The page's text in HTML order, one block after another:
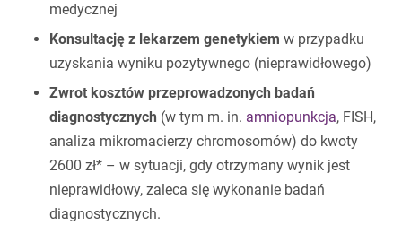
medycznej
Konsultację z lekarzem genetykiem w przypadku
uzyskania wyniku pozytywnego (nieprawidłowego)
Zwrot kosztów przeprowadzonych badań
diagnostycznych (w tym m. in. amniopunkcja, FISH,
analiza mikromacierzy chromosomów) do kwoty
2600 zł* – w sytuacji, gdy otrzymany wynik jest
nieprawidłowy, zaleca się wykonanie badań
diagnostycznych.